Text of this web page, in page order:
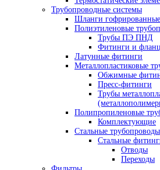
Трубопроводные системы
Шланги
Полиэтиленовые
Трубы ПЭ ПНД
Фитинги и
Латунные фитинги
Металлопластиковые
Обжимные
Пресс-фитинги
Трубы
Полипропиленовые
Комплектующие
Стальные трубопроводы
Стальные
Отводы
Переходы